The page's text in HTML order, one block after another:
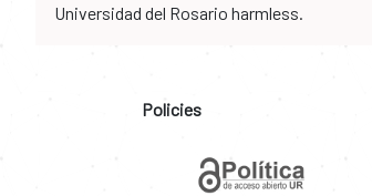
Universidad del Rosario harmless.
Policies